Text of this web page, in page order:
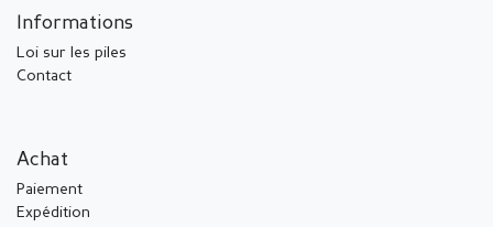
Informations
Loi sur les piles
Contact
Achat
Paiement
Expédition